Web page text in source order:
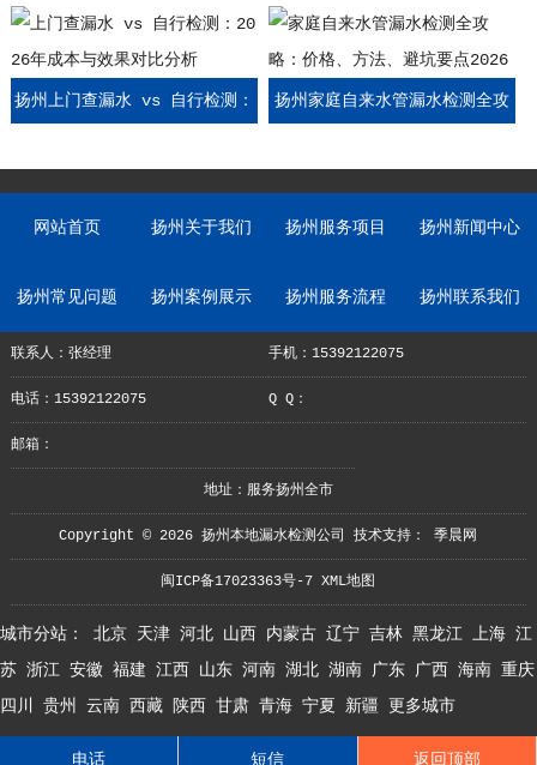
格关联2026，不同方法收费差异 格2026，老旧管道改造方案参考
扬州上门查漏水 vs 自行检测： 扬州家庭自来水管漏水检测全攻
网站首页 扬州关于我们 扬州服务项目 扬州新闻中心
扬州常见问题 扬州案例展示 扬州服务流程 扬州联系我们
联系人：张经理 手机：15392122075
电话：15392122075 Q Q：
邮箱：
地址：服务扬州全市
Copyright © 2026 扬州本地漏水检测公司 技术支持：季晨网
闽ICP备17023363号-7 XML地图
城市分站： 北京 天津 河北 山西 内蒙古 辽宁 吉林 黑龙江 上海 江
苏 浙江 安徽 福建 江西 山东 河南 湖北 湖南 广东 广西 海南 重庆
四川
贵州 云南 西藏 陕西 甘肃 青海 宁夏 新疆 更多城市
电话 短信 返回顶部